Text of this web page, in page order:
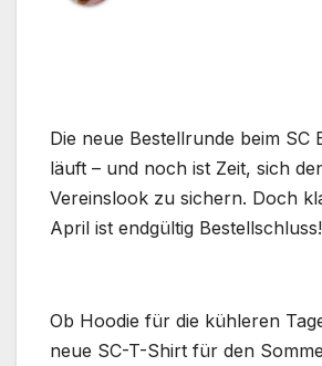
Die neue Bestellrunde beim SC
läuft – und noch ist Zeit, sich
Vereinslook zu sichern. Doch
April ist endgültig Bestellschluss!
Ob Hoodie für die kühleren
neue SC-T-Shirt für den